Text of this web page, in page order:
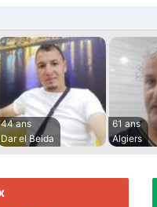
44 ans
Dar el Beida
61 ans
Algiers